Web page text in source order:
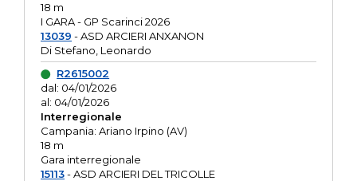
18 m
I GARA - GP Scarinci 2026
13039 - ASD ARCIERI ANXANON
Di Stefano, Leonardo
R2615002
dal: 04/01/2026
al: 04/01/2026
Interregionale
Campania: Ariano Irpino (AV)
18 m
Gara interregionale
15113- ASD ARCIERI DEL TRICOLLE